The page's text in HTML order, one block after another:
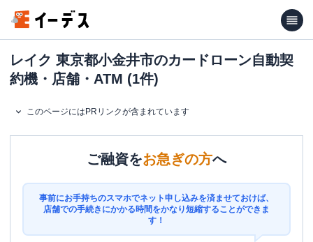
レイク 東京都小金井市のカードローン自動契
約機・店舗・ATM (1件)
このページにはPRリンクが含まれています
ご融資をお急ぎの方へ
事前にお手持ちのスマホでネット申し込みを済ませておけば、
店舗での手続きにかかる時間をかなり短縮することができま
す！